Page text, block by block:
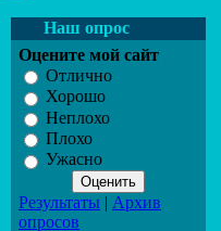
Наш опрос
Оцените мой сайт
Отлично
Хорошо
Неплохо
Плохо
Ужасно
Результаты | Архив
опросов